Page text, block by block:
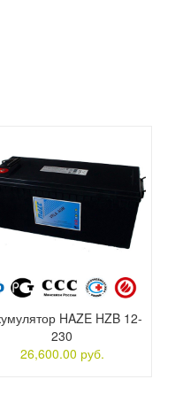
HAZE HZB 12-
230
26,600.00 руб.